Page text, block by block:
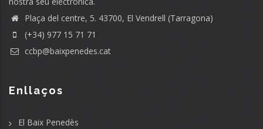
Plaça del centre, 5. 43700, El Vendrell (Tarragona)
(+34) 977 15 71 71
ccbp@baixpenedes.cat
Enllaços
El Baix Penedès